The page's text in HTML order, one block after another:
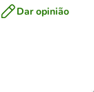
Dar opinião